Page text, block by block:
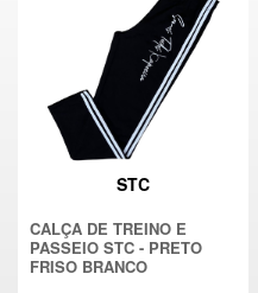
STC
CALÇA DE TREINO E
PASSEIO STC - PRETO
FRISO BRANCO